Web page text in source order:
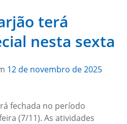
terá
nesta sexta
12 de novembro de 2025
fechada no período
(7/11). As atividades